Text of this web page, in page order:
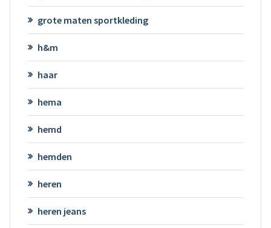
grote maten sportkleding
h&m
haar
hema
hemd
hemden
heren
heren jeans